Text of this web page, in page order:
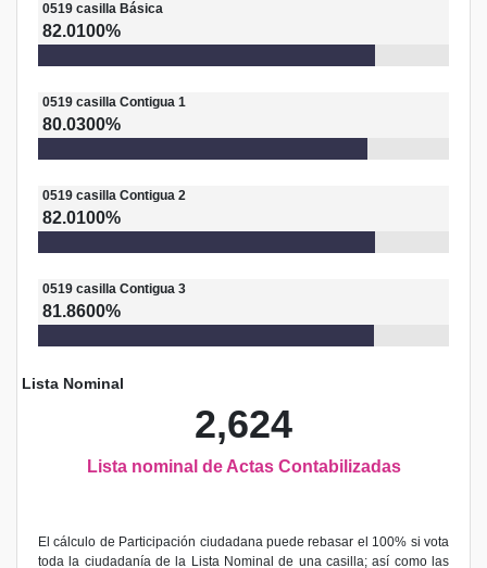
0519 casilla Básica
82.0100%
0519 casilla Contigua 1
80.0300%
0519 casilla Contigua 2
82.0100%
0519 casilla Contigua 3
81.8600%
Lista Nominal
2,624
Lista nominal de Actas Contabilizadas
El cálculo de Participación ciudadana puede rebasar el 100% si vota
toda la ciudadanía de la Lista Nominal de una casilla; así como las